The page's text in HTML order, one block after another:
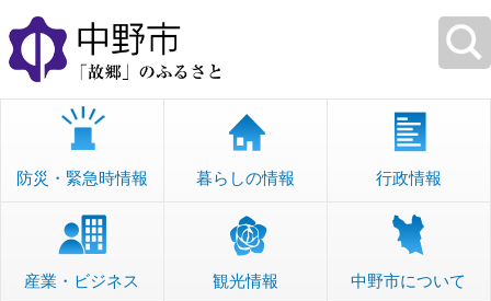
本
文
へ
移
防災・緊急時情報 暮らしの情報 行政情報
産業・ビジネス 観光情報 中野市について